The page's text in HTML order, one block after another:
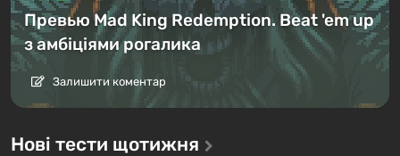
Превью Mad King Redemption. Beat 'em up
з амбіціями рогалика
Залишити коментар
Нові тести щотижня